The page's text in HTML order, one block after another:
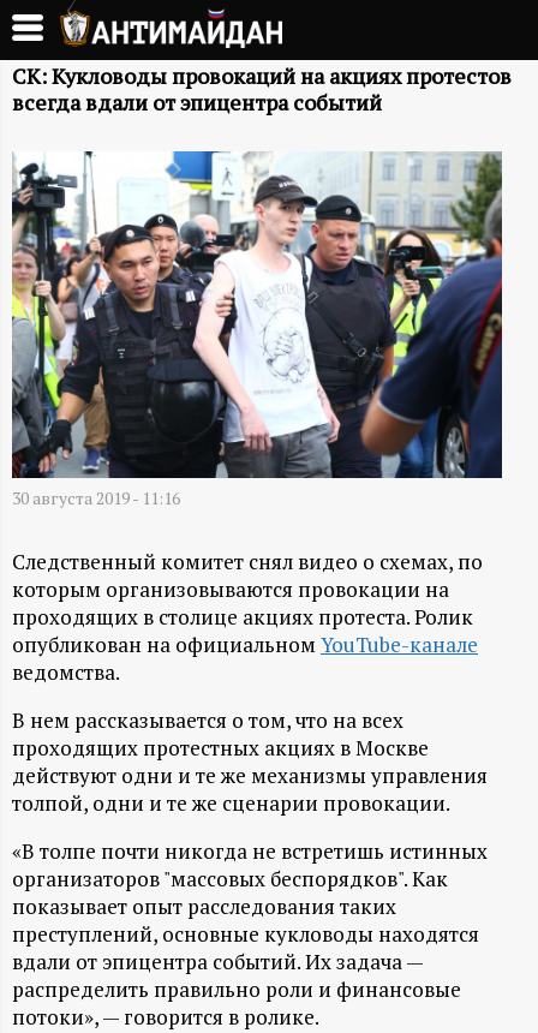
Перейти
основному
содержанию
А
Т
И
М
А
Й
Д
Н
-
и
н
ф
о
р
м
СК: Кукловоды провокаций на акциях протестов
всегда вдали от эпицентра событий
30 августа 2019 - 11:16
Следственный комитет снял видео о схемах, по
которым организовываются провокации на
проходящих в столице акциях протеста. Ролик
опубликован на официальномYouTube-канале
ведомства.
В нем рассказывается о том, что на всех
проходящих протестных акциях в Москве
действуют одни и те же механизмы управления
толпой, одни и те же сценарии провокации.
«В толпе почти никогда не встретишь истинных
организаторов "массовых беспорядков". Как
показывает опыт расследования таких
преступлений, основные кукловоды находятся
вдали от эпицентра событий. Их задача —
распределить правильно роли и финансовые
потоки», — говорится в ролике.